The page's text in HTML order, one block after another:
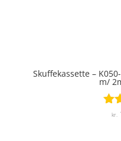
Skuffekassette –
m/
kr.